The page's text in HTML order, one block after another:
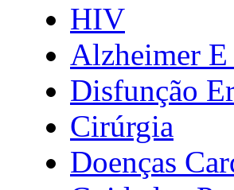
HIV
Alzheimer
Disfunção
Cirúrgia
Doenças